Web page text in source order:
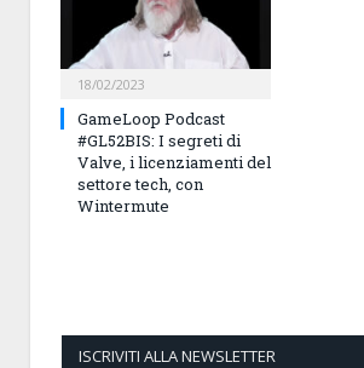
18/02/2023
GameLoop Podcast
#GL52BIS: I segreti di
Valve, i licenziamenti del
settore tech, con
Wintermute
ISCRIVITI ALLA NEWSLETTER